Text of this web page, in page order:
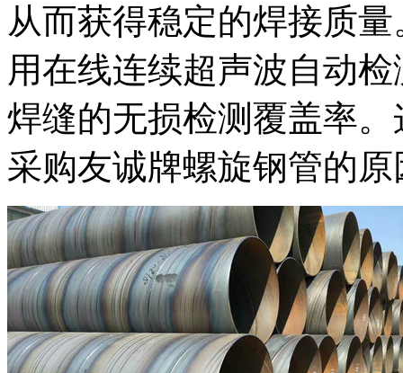
从而获得稳定的焊接质
用在线连续超声波自动
焊缝的无损检测覆盖率
采购友诚牌螺旋钢管的原